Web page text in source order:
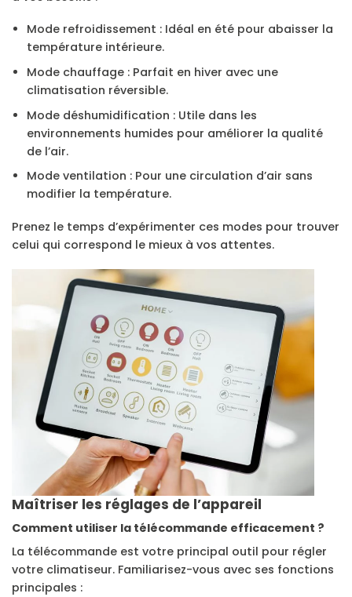
Mode refroidissement : Idéal en été pour abaisser la
température intérieure.
Mode chauffage : Parfait en hiver avec une
climatisation réversible.
Mode déshumidification : Utile dans les
environnements humides pour améliorer la qualité
de l’air.
Mode ventilation : Pour une circulation d’air sans
modifier la température.
Prenez le temps d’expérimenter ces modes pour trouver
celui qui correspond le mieux à vos attentes.
Maîtriser les réglages de l’appareil
Comment utiliser la télécommande efficacement ?
La télécommande est votre principal outil pour régler
votre climatiseur. Familiarisez-vous avec ses fonctions
principales :